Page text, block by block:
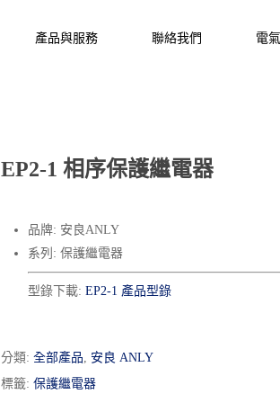
產品與服務 聯絡我們 電
EP2-1 相序保護繼電器
品牌: 安良ANLY
系列: 保護繼電器
型錄下載: EP2-1 產品型錄
分類: 全部產品, 安良 ANLY
標籤: 保護繼電器